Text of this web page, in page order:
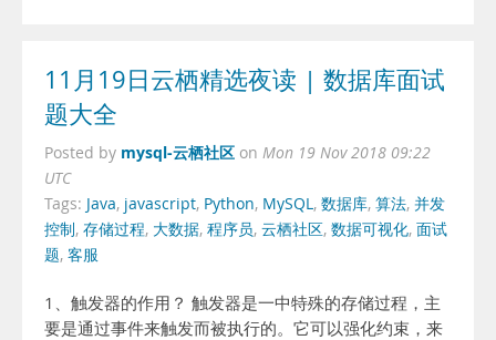
11月19日云栖精选夜读 | 数据库面试
题大全
Posted by mysql-云栖社区 on Mon 19 Nov 2018 09:22
UTC
Tags: Java, javascript, Python, MySQL, 数据库, 算法, 并发
控制, 存储过程, 大数据, 程序员, 云栖社区, 数据可视化, 面试
题, 客服
1、触发器的作用？ 触发器是一中特殊的存储过程，主
要是通过事件来触发而被执行的。它可以强化约束，来